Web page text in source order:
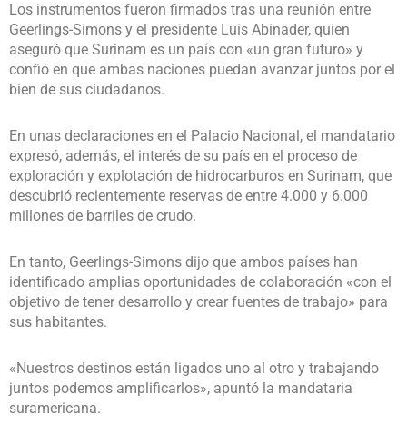
Los instrumentos fueron firmados tras una reunión entre
Geerlings-Simons y el presidente Luis Abinader, quien
aseguró que Surinam es un país con «un gran futuro» y
confió en que ambas naciones puedan avanzar juntos por el
bien de sus ciudadanos.
En unas declaraciones en el Palacio Nacional, el mandatario
expresó, además, el interés de su país en el proceso de
exploración y explotación de hidrocarburos en Surinam, que
descubrió recientemente reservas de entre 4.000 y 6.000
millones de barriles de crudo.
En tanto, Geerlings-Simons dijo que ambos países han
identificado amplias oportunidades de colaboración «con el
objetivo de tener desarrollo y crear fuentes de trabajo» para
sus habitantes.
«Nuestros destinos están ligados uno al otro y trabajando
juntos podemos amplificarlos», apuntó la mandataria
suramericana.